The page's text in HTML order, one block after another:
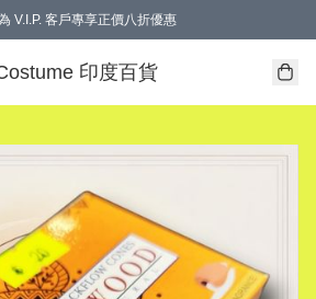
V.I.P. 客戶專享正價八折優惠
印度百貨